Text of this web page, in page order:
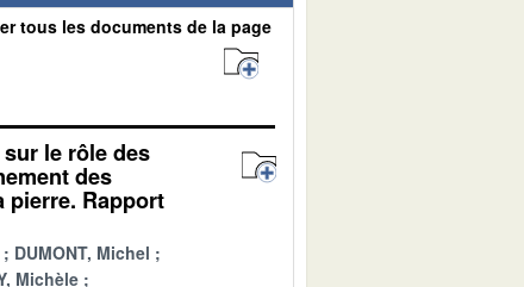
tous les documents de la page
le rôle des
des
pierre. Rapport
DUMONT, Michel
Michèle